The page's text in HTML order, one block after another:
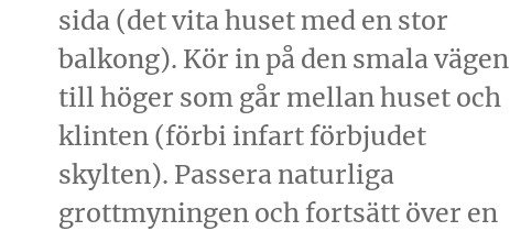
sida (det vita huset med en stor
balkong). Kör in på den smala vägen
till höger som går mellan huset och
klinten (förbi infart förbjudet
skylten). Passera naturliga
grottmyningen och fortsätt över en